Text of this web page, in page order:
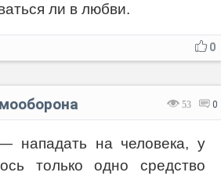
ли в любви.
0
53 0
нападать на человека, у
только одно средство